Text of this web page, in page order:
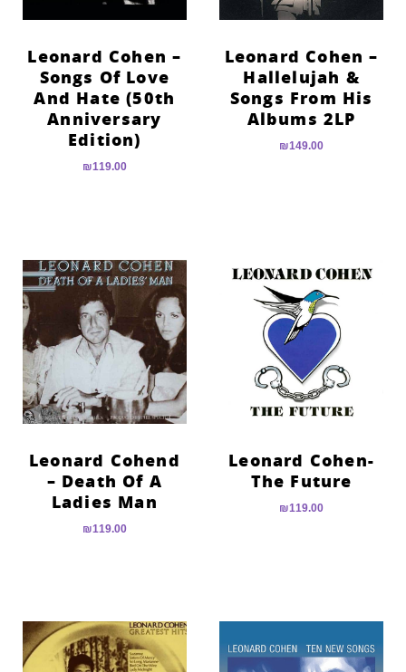
Leonard Cohen –
Hallelujah &
Songs From His
Albums 2LP
₪149.00
Leonard Cohen –
Songs Of Love
And Hate (50th
Anniversary
Edition)
₪119.00
Leonard Cohen-
The Future
₪119.00
Leonard Cohend
– Death Of A
Ladies Man
₪119.00